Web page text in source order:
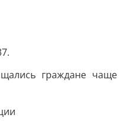
граждане чаще